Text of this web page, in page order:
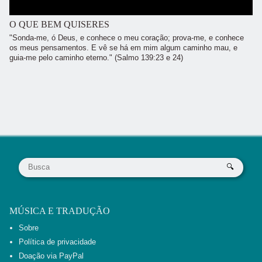
O QUE BEM QUISERES
"Sonda-me, ó Deus, e conhece o meu coração; prova-me, e conhece
os meus pensamentos. E vê se há em mim algum caminho mau, e
guia-me pelo caminho eterno." (Salmo 139:23 e 24)
MÚSICA E TRADUÇÃO
Sobre
Política de privacidade
Doação via PayPal